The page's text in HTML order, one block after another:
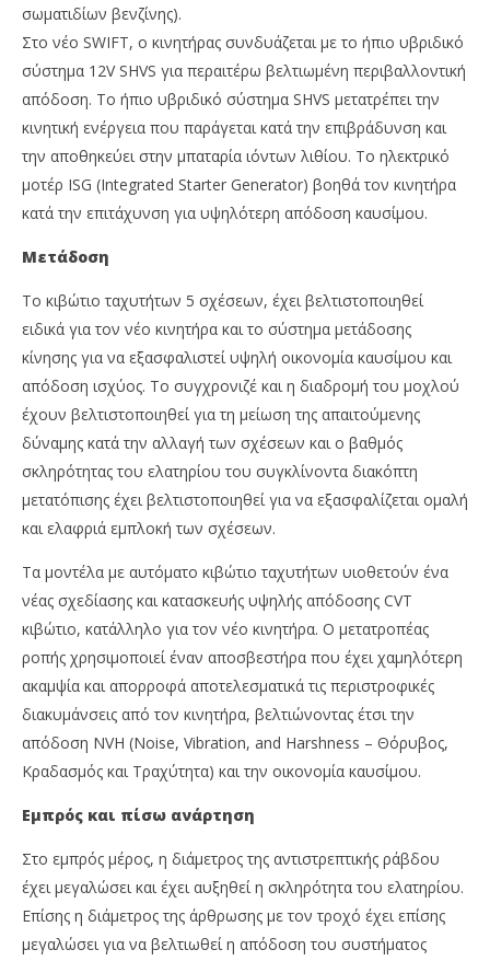
σωματιδίων βενζίνης).
Στο νέο SWIFT, ο κινητήρας συνδυάζεται με το ήπιο υβριδικό
σύστημα 12V SHVS για περαιτέρω βελτιωμένη περιβαλλοντική
απόδοση. Το ήπιο υβριδικό σύστημα SHVS μετατρέπει την
κινητική ενέργεια που παράγεται κατά την επιβράδυνση και
την αποθηκεύει στην μπαταρία ιόντων λιθίου. Το ηλεκτρικό
μοτέρ ISG (Integrated Starter Generator) βοηθά τον κινητήρα
κατά την επιτάχυνση για υψηλότερη απόδοση καυσίμου.
Μετάδοση
Το κιβώτιο ταχυτήτων 5 σχέσεων, έχει βελτιστοποιηθεί
ειδικά για τον νέο κινητήρα και το σύστημα μετάδοσης
κίνησης για να εξασφαλιστεί υψηλή οικονομία καυσίμου και
απόδοση ισχύος. Το συγχρονιζέ και η διαδρομή του μοχλού
έχουν βελτιστοποιηθεί για τη μείωση της απαιτούμενης
δύναμης κατά την αλλαγή των σχέσεων και ο βαθμός
σκληρότητας του ελατηρίου του συγκλίνοντα διακόπτη
μετατόπισης έχει βελτιστοποιηθεί για να εξασφαλίζεται ομαλή
και ελαφριά εμπλοκή των σχέσεων.
Τα μοντέλα με αυτόματο κιβώτιο ταχυτήτων υιοθετούν ένα
νέας σχεδίασης και κατασκευής υψηλής απόδοσης CVT
κιβώτιο, κατάλληλο για τον νέο κινητήρα. Ο μετατροπέας
ροπής χρησιμοποιεί έναν αποσβεστήρα που έχει χαμηλότερη
ακαμψία και απορροφά αποτελεσματικά τις περιστροφικές
διακυμάνσεις από τον κινητήρα, βελτιώνοντας έτσι την
απόδοση NVH (Noise, Vibration, and Harshness – Θόρυβος,
Κραδασμός και Τραχύτητα) και την οικονομία καυσίμου.
Εμπρός και πίσω ανάρτηση
Στο εμπρός μέρος, η διάμετρος της αντιστρεπτικής ράβδου
έχει μεγαλώσει και έχει αυξηθεί η σκληρότητα του ελατηρίου.
Επίσης η διάμετρος της άρθρωσης με τον τροχό έχει επίσης
μεγαλώσει για να βελτιωθεί η απόδοση του συστήματος